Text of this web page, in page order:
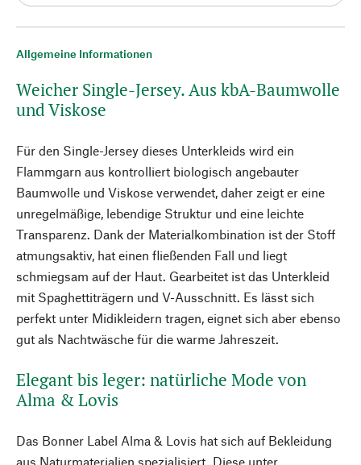
Allgemeine Informationen
Weicher Single-Jersey. Aus kbA-Baumwolle
und Viskose
Für den Single-Jersey dieses Unterkleids wird ein
Flammgarn aus kontrolliert biologisch angebauter
Baumwolle und Viskose verwendet, daher zeigt er eine
unregelmäßige, lebendige Struktur und eine leichte
Transparenz. Dank der Materialkombination ist der Stoff
atmungsaktiv, hat einen fließenden Fall und liegt
schmiegsam auf der Haut. Gearbeitet ist das Unterkleid
mit Spaghettiträgern und V-Ausschnitt. Es lässt sich
perfekt unter Midikleidern tragen, eignet sich aber ebenso
gut als Nachtwäsche für die warme Jahreszeit.
Elegant bis leger: natürliche Mode von
Alma & Lovis
Das Bonner Label Alma & Lovis hat sich auf Bekleidung
aus Naturmaterialien spezialisiert. Diese unter